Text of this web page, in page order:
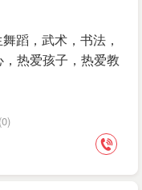
蹈，武术，书法，
热爱孩子，热爱教